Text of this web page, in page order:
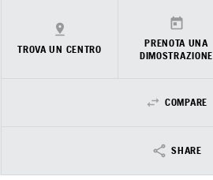
TROVA UN CENTRO
PRENOTA UNA
DIMOSTRAZIONE
COMPARE
SHARE